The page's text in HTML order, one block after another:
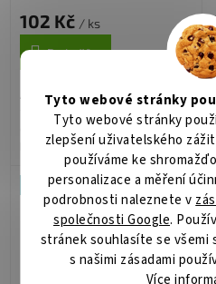
Tyto webové stránky
Tyto webové stránky
zlepšení uživatelského
používáme ke
personalizace a měření
podrobnosti naleznete v
společnosti Google.
stránek souhlasíte se všemi
s našimi zásadami
Více
102 Kč / ks
Do košíku
Antivir, ochrana zařízení, pro
firmy, předplatné 1 měsíc
(vyúčtování měsíčně), CSP -
Elektronická licence